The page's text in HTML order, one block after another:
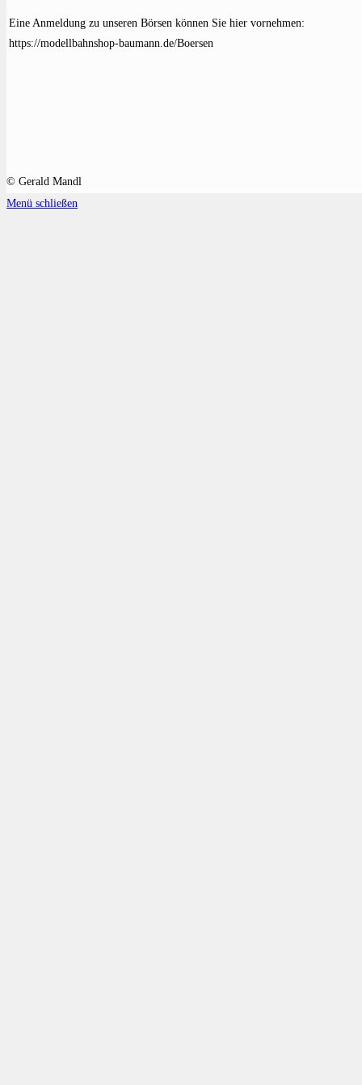
Eine Anmeldung zu unseren Börsen können Sie hier vornehmen:
https://modellbahnshop-baumann.de/Boersen
© Gerald Mandl
Menü schließen